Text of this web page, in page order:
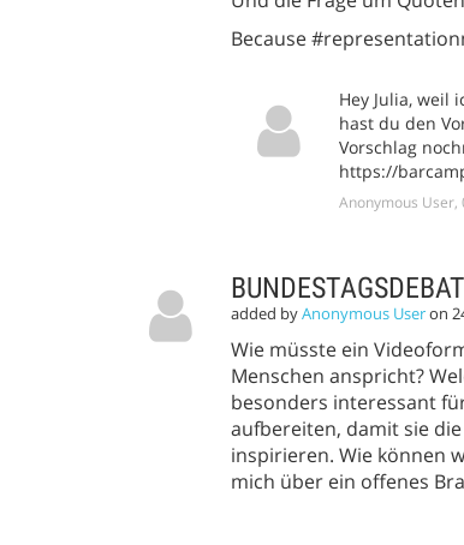
Because
Hey Julia, weil
hast du den
Vorschlag
https://
Anonymous User,
added byAnonymous Useron
Wie müsste ein
Menschen anspricht?
besonders interessant
aufbereiten, damit sie
inspirieren. Wie können
mich über ein offenes